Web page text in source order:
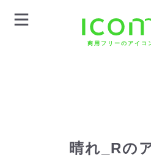
商用フリーのアイコ
晴れ_Rの